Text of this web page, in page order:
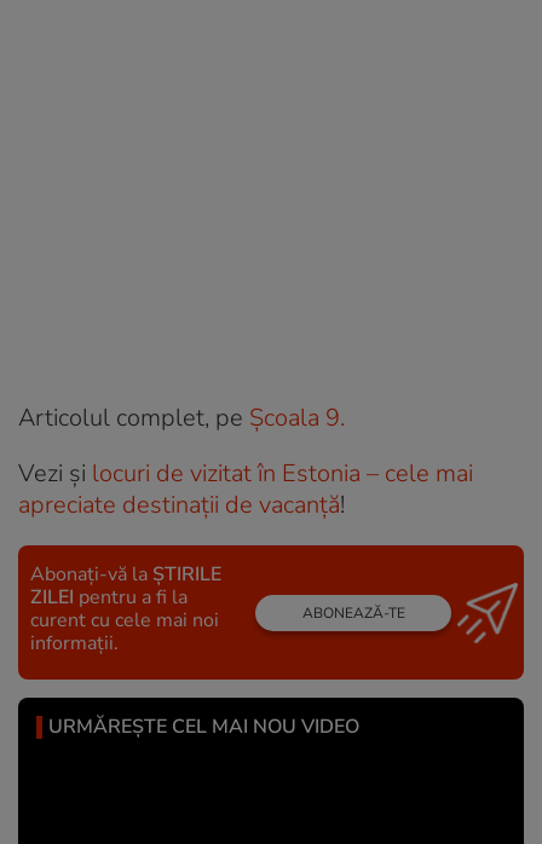
Articolul complet, pe Școala 9.
Vezi şi locuri de vizitat în Estonia – cele mai
apreciate destinații de vacanță!
Abonați-vă la ȘTIRILE
ZILEI pentru a fi la
curent cu cele mai noi
informații.
ABONEAZĂ-TE
URMĂREȘTE CEL MAI NOU VIDEO